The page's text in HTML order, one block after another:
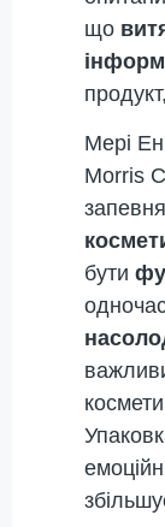
що
продукт,
Мері
Morris
бути